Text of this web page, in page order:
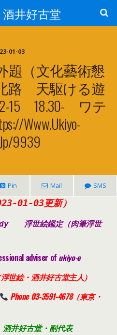
井好古堂
01-03
題（文化藝術懇
路 天駆ける遊
15 18.30- ワテ
www.ukiyo-
9939
Pin Mail SMS
01-03更新）
浮世絵鑑定（肉筆浮世
adviser of ukiyo-e
絵・酒井好古堂主人）
Phone 03-3591-4678（東京・
酒井好古堂・副代表